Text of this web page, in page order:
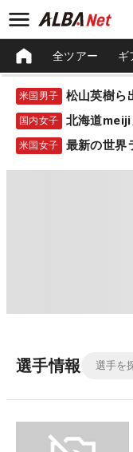
全ツアー ギ
米国男子
国内女子 北海道
米国女子 最新の世界
選手情報